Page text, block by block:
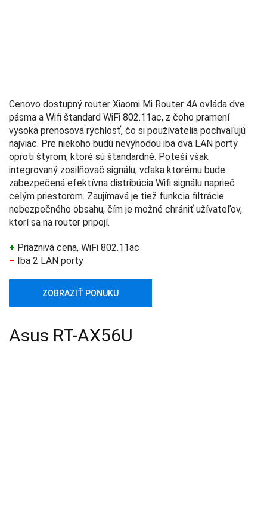
Cenovo dostupný router Xiaomi Mi Router 4A ovláda dve
pásma a Wifi štandard WiFi 802.11ac, z čoho pramení
vysoká prenosová rýchlosť, čo si používatelia pochvaľujú
najviac. Pre niekoho budú nevýhodou iba dva LAN porty
oproti štyrom, ktoré sú štandardné. Poteší však
integrovaný zosilňovač signálu, vďaka ktorému bude
zabezpečená efektívna distribúcia Wifi signálu naprieč
celým priestorom. Zaujímavá je tiež funkcia filtrácie
nebezpečného obsahu, čím je možné chrániť užívateľov,
ktorí sa na router pripojí.
+ Priaznivá cena, WiFi 802.11ac
– Iba 2 LAN porty
ZOBRAZIŤ PONUKU
Asus RT-AX56U